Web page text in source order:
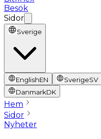
Besök
Sidor
Sverige
EnglishEN SverigeSV
DanmarkDK
Hem
Sidor
Nyheter